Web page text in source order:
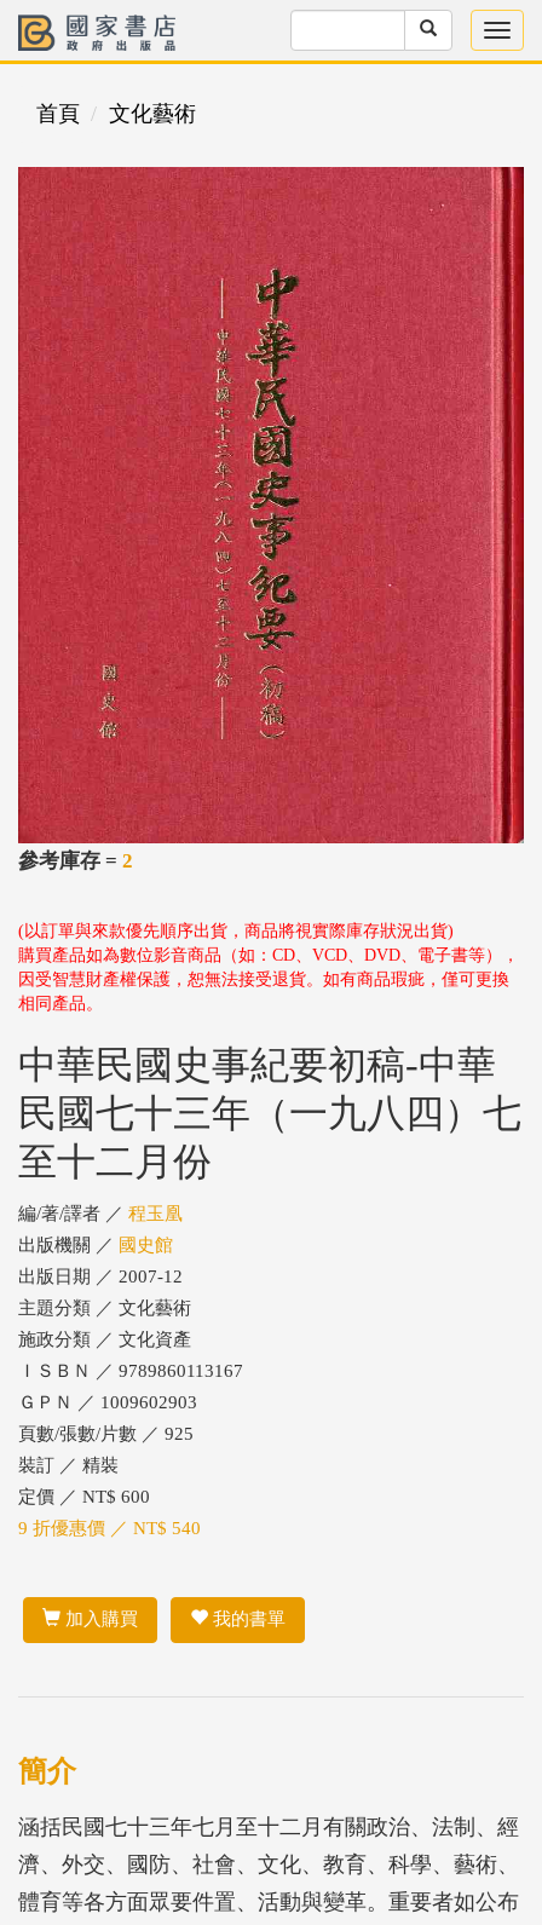
首頁 文化藝術
參考庫存 = 2
(以訂單與來款優先順序出貨，商品將視實際庫存狀況出貨)
購買產品如為數位影音商品（如：CD、VCD、DVD、電子書等），
因受智慧財產權保護，恕無法接受退貨。如有商品瑕疵，僅可更換
相同產品。
中華民國史事紀要初稿-中華
民國七十三年（一九八四）七
至十二月份
編/著/譯者 ／ 程玉凰
出版機關 ／ 國史館
出版日期 ／ 2007-12
主題分類 ／ 文化藝術
施政分類 ／ 文化資產
ＩＳＢＮ ／ 9789860113167
ＧＰＮ ／ 1009602903
頁數/張數/片數 ／ 925
裝訂 ／ 精裝
定價 ／ NT$ 600
9 折優惠價 ／ NT$ 540
加入購買 我的書單
簡介
涵括民國七十三年七月至十二月有關政治、法制、經
濟、外交、國防、社會、文化、教育、科學、藝術、
體育等各方面眾要件置、活動與變革。重要者如公布